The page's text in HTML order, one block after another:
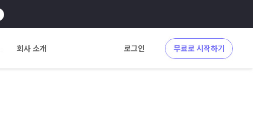
회사 소개 로그인 무료로 시작하기